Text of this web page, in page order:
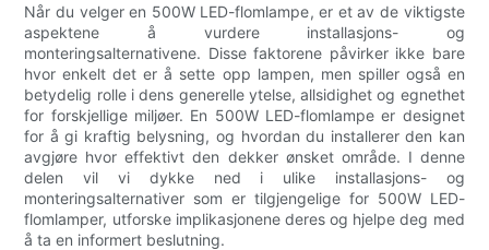
Når du velger en 500W LED-flomlampe, er et av de viktigste
aspektene å vurdere installasjons- og
monteringsalternativene. Disse faktorene påvirker ikke bare
hvor enkelt det er å sette opp lampen, men spiller også en
betydelig rolle i dens generelle ytelse, allsidighet og egnethet
for forskjellige miljøer. En 500W LED-flomlampe er designet
for å gi kraftig belysning, og hvordan du installerer den kan
avgjøre hvor effektivt den dekker ønsket område. I denne
delen vil vi dykke ned i ulike installasjons- og
monteringsalternativer som er tilgjengelige for 500W LED-
flomlamper, utforske implikasjonene deres og hjelpe deg med
å ta en informert beslutning.